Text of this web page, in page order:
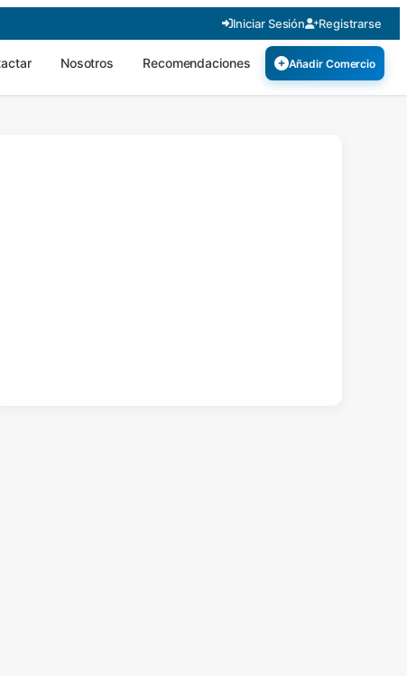
Iniciar Sesión Registrarse
Nosotros Recomendaciones Añadir Comercio